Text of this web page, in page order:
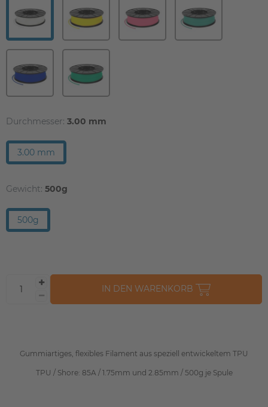
Gummiartiges, flexibles Filament aus speziell entwickeltem TPU
TPU / Shore: 85A / 1.75mm und 2.85mm / 500g je Spule
Durchmesser: 3.00 mm
3.00 mm
Gewicht: 500g
500g
IN DEN WARENKORB